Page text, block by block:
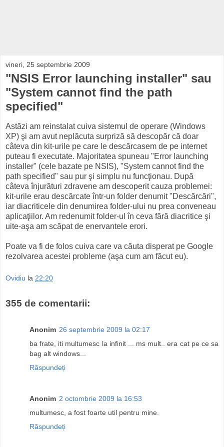
vineri, 25 septembrie 2009
"NSIS Error launching installer" sau
"System cannot find the path
specified"
Astăzi am reinstalat cuiva sistemul de operare (Windows
XP) şi am avut neplăcuta surpriză să descopăr că doar
câteva din kit-urile pe care le descărcasem de pe internet
puteau fi executate. Majoritatea spuneau "Error launching
installer" (cele bazate pe NSIS), "System cannot find the
path specified" sau pur şi simplu nu funcţionau. După
câteva înjurături zdravene am descoperit cauza problemei:
kit-urile erau descărcate într-un folder denumit "Descărcări",
iar diacriticele din denumirea folder-ului nu prea conveneau
aplicaţiilor. Am redenumit folder-ul în ceva fără diacritice şi
uite-aşa am scăpat de enervantele erori.
Poate va fi de folos cuiva care va căuta disperat pe Google
rezolvarea acestei probleme (aşa cum am făcut eu).
Ovidiu la 22:20
355 de comentarii:
Anonim 26 septembrie 2009 la 02:17
ba frate, iti multumesc la infinit ... ms mult.. era cat pe ce sa
bag alt windows...
Răspundeți
Anonim 2 octombrie 2009 la 16:53
multumesc, a fost foarte util pentru mine.
Răspundeți